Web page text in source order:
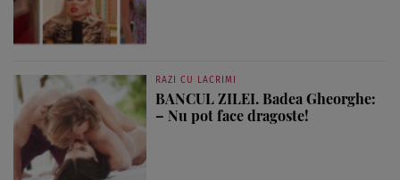
RAZI CU LACRIMI
BANCUL ZILEI. Badea Gheorghe:
– Nu pot face dragoste!